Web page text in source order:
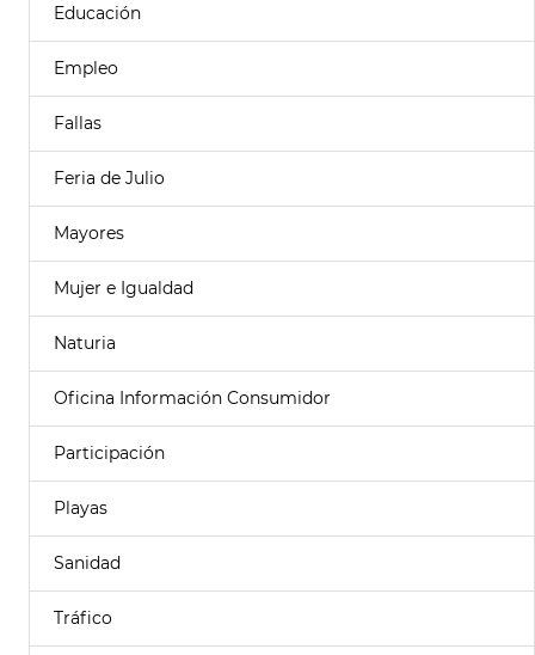
Educación
Empleo
Fallas
Feria de Julio
Mayores
Mujer e Igualdad
Naturia
Oficina Información Consumidor
Participación
Playas
Sanidad
Tráfico